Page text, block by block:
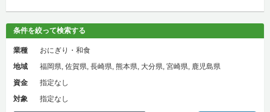
条件を絞って検索する
業種
おにぎり・和食
地域
福岡県, 佐賀県, 長崎県, 熊本県, 大分県, 宮崎県, 鹿児島県
資金
指定なし
対象
指定なし